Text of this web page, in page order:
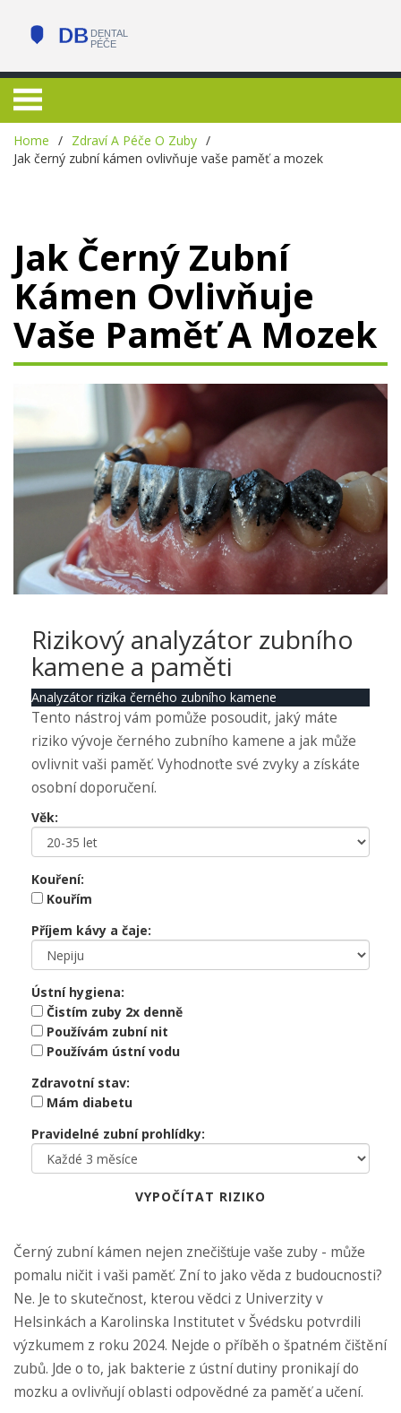
Home
Zdraví A Péče O Zuby
Jak černý zubní kámen ovlivňuje vaše paměť a mozek
Jak Černý Zubní
Kámen Ovlivňuje
Vaše Paměť A Mozek
Rizikový analyzátor zubního
kamene a paměti
Analyzátor rizika černého zubního kamene
Tento nástroj vám pomůže posoudit, jaký máte
riziko vývoje černého zubního kamene a jak může
ovlivnit vaši paměť. Vyhodnoťte své zvyky a získáte
osobní doporučení.
Věk:
Kouření:
Kouřím
Příjem kávy a čaje:
Ústní hygiena:
Čistím zuby 2x denně
Používám zubní nit
Používám ústní vodu
Zdravotní stav:
Mám diabetu
Pravidelné zubní prohlídky:
VYPOČÍTAT RIZIKO
Černý zubní kámen nejen znečišťuje vaše zuby - může
pomalu ničit i vaši paměť. Zní to jako věda z budoucnosti?
Ne. Je to skutečnost, kterou vědci z Univerzity v
Helsinkách a Karolinska Institutet v Švédsku potvrdili
výzkumem z roku 2024. Nejde o příběh o špatném čištění
zubů. Jde o to, jak bakterie z ústní dutiny pronikají do
mozku a ovlivňují oblasti odpovědné za paměť a učení.